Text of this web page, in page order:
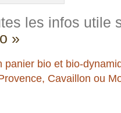
les infos utile
»
panier bio et bio-
Cavaillon ou